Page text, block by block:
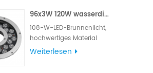
96x3W 120W wasserdichtes LED-Brunnenlicht
108-W-LED-Brunnenlicht,
hochwertiges Material
aus 316L-Edelstahl,
Weiterlesen